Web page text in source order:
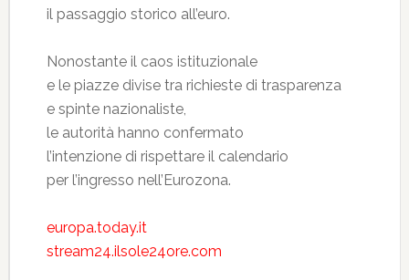
il passaggio storico all’euro.
Nonostante il caos istituzionale
e le piazze divise tra richieste di trasparenza
e spinte nazionaliste,
le autorità hanno confermato
l’intenzione di rispettare il calendario
per l’ingresso nell’Eurozona.
europa.today.it
stream24.ilsole24ore.com